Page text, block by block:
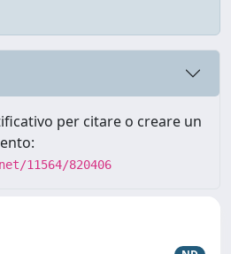
per citare o creare un
11564/820406